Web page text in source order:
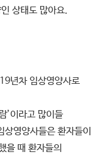
상태도 많아요.
년차 임상영양사로
’이라고 많이들
영양사들은 환자들이
을 때 환자들의